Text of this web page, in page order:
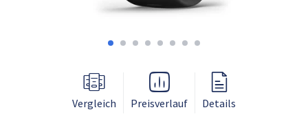
Vergleich Preisverlauf Details